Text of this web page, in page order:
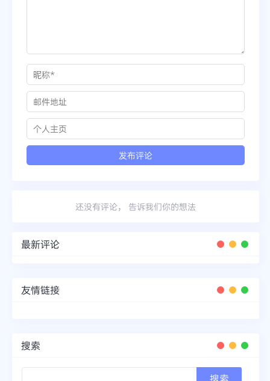
还没有评论， 告诉我们你的想法
最新评论
友情链接
搜索